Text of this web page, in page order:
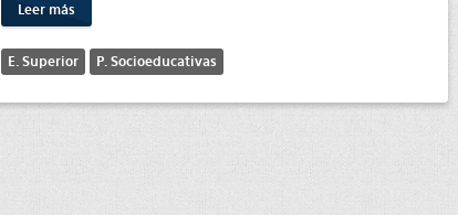
Leer más
E. Superior P. Socioeducativas